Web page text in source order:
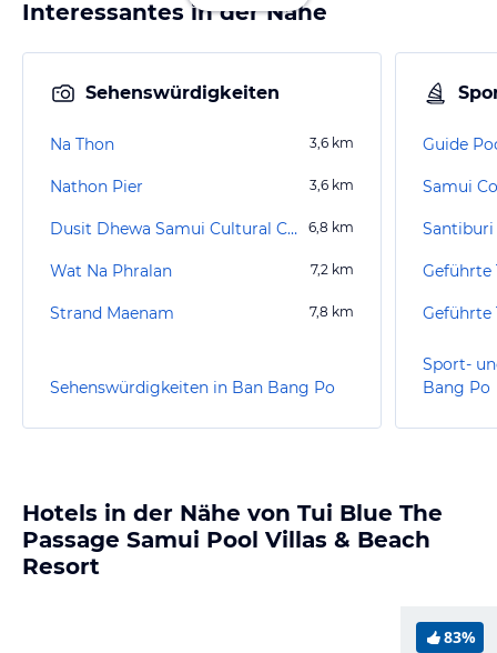
Interessantes in der Nähe
Sehenswürdigkeiten
Na Thon 3,6 km
Nathon Pier 3,6 km
Dusit Dhewa Samui Cultural Center of Asia 6,8 km
Wat Na Phralan 7,2 km
Strand Maenam 7,8 km
Sehenswürdigkeiten in Ban Bang Po
Guide
Samui
Santiburi
Sport-
Bang Po
Hotels in der Nähe von Tui Blue The
Passage Samui Pool Villas & Beach
Resort
83%